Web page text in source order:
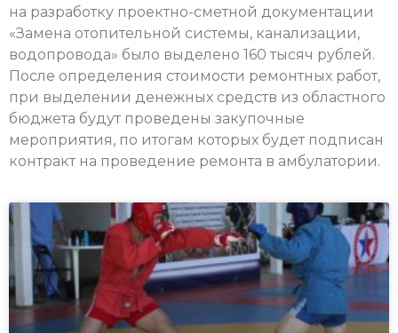
на разработку проектно-сметной документации
«Замена отопительной системы, канализации,
водопровода» было выделено 160 тысяч рублей.
После определения стоимости ремонтных работ,
при выделении денежных средств из областного
бюджета будут проведены закупочные
мероприятия, по итогам которых будет подписан
контракт на проведение ремонта в амбулатории.